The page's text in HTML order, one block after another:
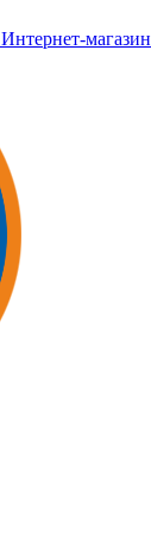
Интернет-магазин